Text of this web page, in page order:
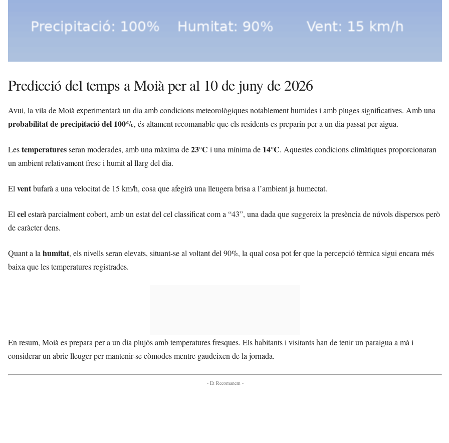
Predicció del temps a Moià per al 10 de juny de 2026
Avui, la vila de Moià experimentarà un dia amb condicions meteorològiques notablement humides i amb pluges significatives. Amb una
probabilitat de precipitació del 100%, és altament recomanable que els residents es preparin per a un dia passat per aigua.
Lestemperaturesseran moderades, amb una màxima de23°C i una mínima de 14°C. Aquestes condicions climàtiques proporcionaran
un ambient relativament fresc i humit al llarg del dia.
El ventbufarà a una velocitat de 15 km/h, cosa que afegirà una lleugera brisa a l’ambient ja humectat.
El celestarà parcialment cobert, amb un estat del cel classificat com a “43”, una dada que suggereix la presència de núvols dispersos però
de caràcter dens.
Quant a la humitat, els nivells seran elevats, situant-se al voltant del 90%, la qual cosa pot fer que la percepció tèrmica sigui encara més
baixa que les temperatures registrades.
En resum, Moià es prepara per a un dia plujós amb temperatures fresques. Els habitants i visitants han de tenir un paraigua a mà i
considerar un abric lleuger per mantenir-se còmodes mentre gaudeixen de la jornada.
- Et Recomanem -